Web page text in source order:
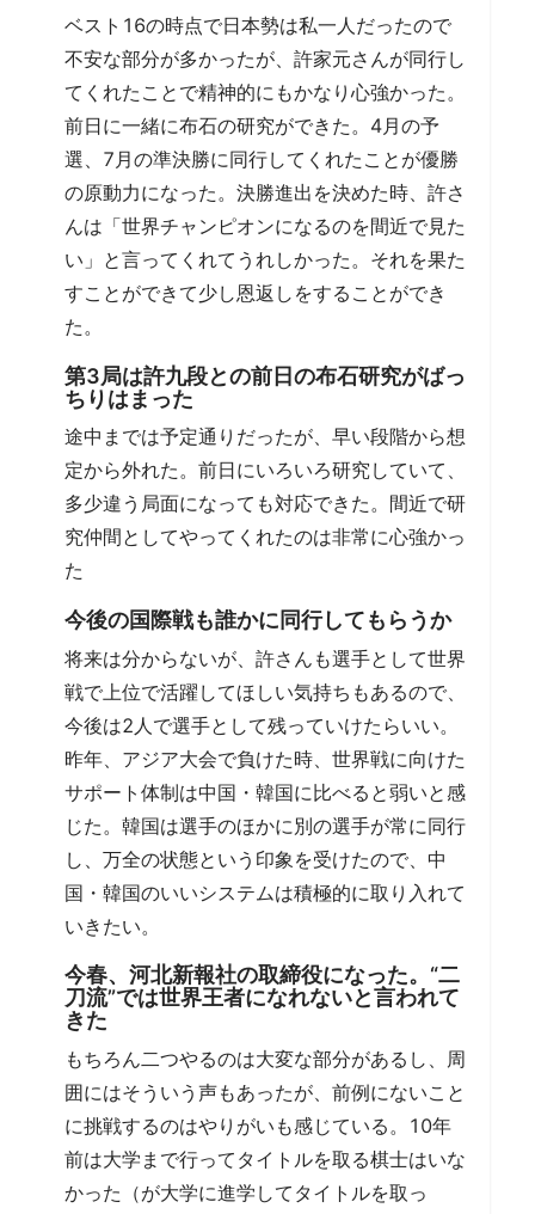
ベスト16の時点で日本勢は私一人だったので
不安な部分が多かったが、許家元さんが同行し
てくれたことで精神的にもかなり心強かった。
前日に一緒に布石の研究ができた。4月の予
選、7月の準決勝に同行してくれたことが優勝
の原動力になった。決勝進出を決めた時、許さ
んは「世界チャンピオンになるのを間近で見た
い」と言ってくれてうれしかった。それを果た
すことができて少し恩返しをすることができ
た。
第3局は許九段との前日の布石研究がばっ
ちりはまった
途中までは予定通りだったが、早い段階から想
定から外れた。前日にいろいろ研究していて、
多少違う局面になっても対応できた。間近で研
究仲間としてやってくれたのは非常に心強かっ
た
今後の国際戦も誰かに同行してもらうか
将来は分からないが、許さんも選手として世界
戦で上位で活躍してほしい気持ちもあるので、
今後は2人で選手として残っていけたらいい。
昨年、アジア大会で負けた時、世界戦に向けた
サポート体制は中国・韓国に比べると弱いと感
じた。韓国は選手のほかに別の選手が常に同行
し、万全の状態という印象を受けたので、中
国・韓国のいいシステムは積極的に取り入れて
いきたい。
今春、河北新報社の取締役になった。“二
刀流”では世界王者になれないと言われて
きた
もちろん二つやるのは大変な部分があるし、周
囲にはそういう声もあったが、前例にないこと
に挑戦するのはやりがいも感じている。10年
前は大学まで行ってタイトルを取る棋士はいな
かった（が大学に進学してタイトルを取っ